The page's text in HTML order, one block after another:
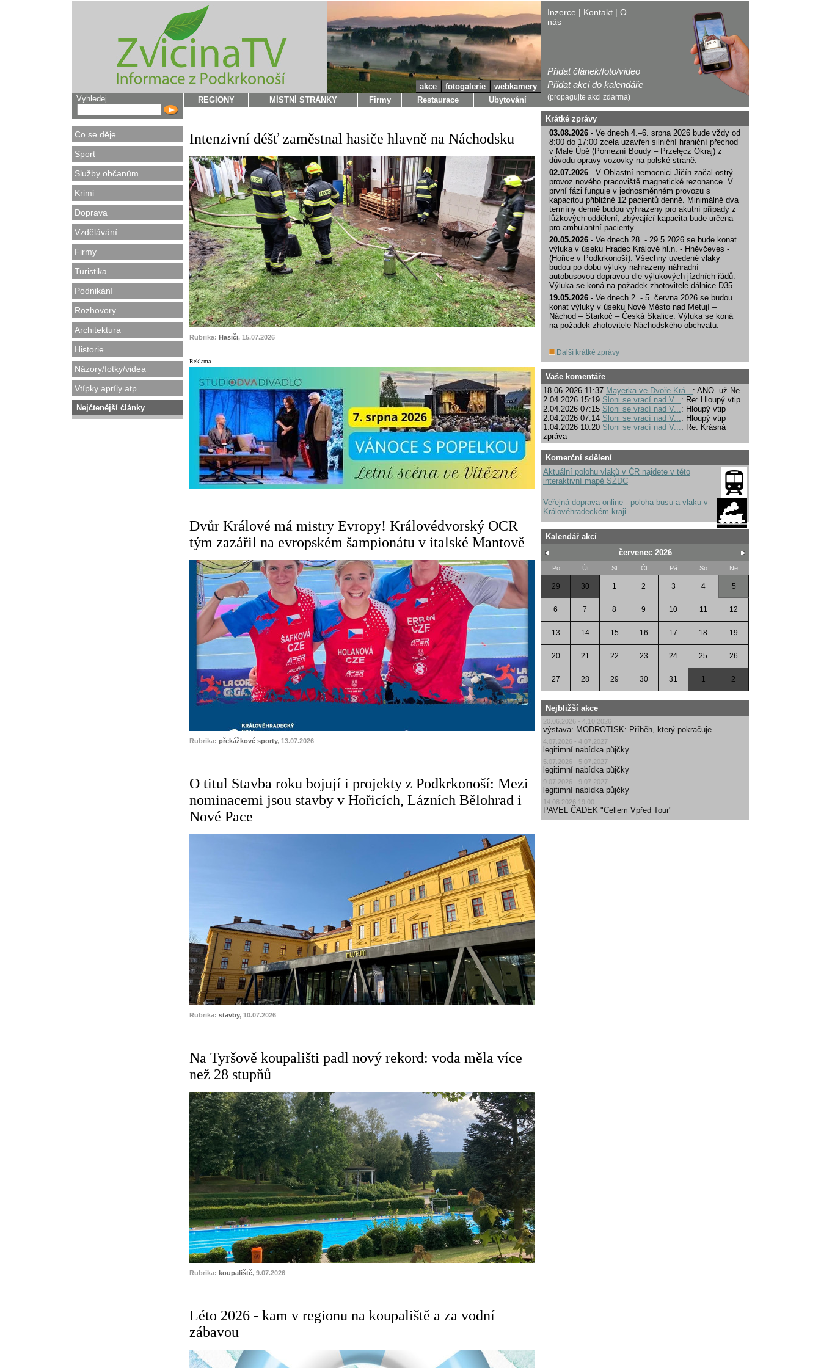
Vyhledej
Co se děje
Sport
Služby občanům
Krimi
Doprava
Vzdělávání
Firmy
Turistika
Podnikání
Rozhovory
Architektura
Historie
Názory/fotky/videa
Vtípky apríly atp.
Nejčtenější články
Inzerce | Kontakt | O
nás
Přidat článek/foto/video
Přidat akci do kalendáře
(propagujte akci zdarma)
akce fotogalerie
webkamery
REGIONY
MÍSTNÍ STRÁNKY Firmy Restaurace Ubytování
Intenzivní déšť zaměstnal hasiče hlavně na Náchodsku
Rubrika: Hasiči, 15.07.2026
Reklama
Dvůr Králové má mistry Evropy! Královédvorský OCR
tým zazářil na evropském šampionátu v italské Mantově
Rubrika: překážkové sporty, 13.07.2026
O titul Stavba roku bojují i projekty z Podkrkonoší: Mezi
nominacemi jsou stavby v Hořicích, Lázních Bělohrad i
Nové Pace
Rubrika: stavby, 10.07.2026
Na Tyršově koupališti padl nový rekord: voda měla více
než 28 stupňů
Rubrika: koupaliště, 9.07.2026
Léto 2026 - kam v regionu na koupaliště a za vodní
zábavou
Krátké zprávy
03.08.2026 - Ve dnech 4.–6. srpna 2026 bude vždy od
8:00 do 17:00 zcela uzavřen silniční hraniční přechod
v Malé Úpě (Pomezní Boudy – Przełęcz Okraj) z
důvodu opravy vozovky na polské straně.
02.07.2026 - V Oblastní nemocnici Jičín začal ostrý
provoz nového pracoviště magnetické rezonance. V
první fázi funguje v jednosměnném provozu s
kapacitou přibližně 12 pacientů denně. Minimálně dva
termíny denně budou vyhrazeny pro akutní případy z
lůžkových oddělení, zbývající kapacita bude určena
pro ambulantní pacienty.
20.05.2026 - Ve dnech 28. - 29.5.2026 se bude konat
výluka v úseku Hradec Králové hl.n. - Hněvčeves -
(Hořice v Podkrkonoší). Všechny uvedené vlaky
budou po dobu výluky nahrazeny náhradní
autobusovou dopravou dle výlukových jízdních řádů.
Výluka se koná na požadek zhotovitele dálnice D35.
19.05.2026 - Ve dnech 2. - 5. června 2026 se budou
konat výluky v úseku Nové Město nad Metují –
Náchod – Starkoč – Česká Skalice. Výluka se koná
na požadek zhotovitele Náchodského obchvatu.
Další krátké zprávy
Vaše komentáře
18.06.2026 11:37 Mayerka ve Dvoře Krá...: ANO- už Ne
2.04.2026 15:19 Sloni se vrací nad V...: Re: Hloupý vtip
2.04.2026 07:15 Sloni se vrací nad V...: Hloupý vtip
2.04.2026 07:14 Sloni se vrací nad V...: Hloupý vtip
1.04.2026 10:20 Sloni se vrací nad V...: Re: Krásná
zpráva
Komerční sdělení
Aktuální polohu vlaků v ČR najdete v této
interaktivní mapě SŽDC
Veřejná doprava online - poloha busu a vlaku v
Královéhradeckém kraji
Kalendář akcí
červenec 2026
Po Út St Čt Pá So Ne
29 30 1 2 3 4 5
6 7 8 9 10 11 12
13 14 15 16 17 18 19
20 21 22 23 24 25 26
27 28 29 30 31 1 2
Nejbližší akce
20.06.2026 - 4.10.2026
výstava: MODROTISK: Příběh, který pokračuje
4.07.2026 - 4.07.2027
legitimní nabídka půjčky
5.07.2026 - 5.07.2027
legitimní nabídka půjčky
9.07.2026 - 9.07.2027
legitimní nabídka půjčky
14.08.2026 19:00
PAVEL ČADEK "Cellem Vpřed Tour"